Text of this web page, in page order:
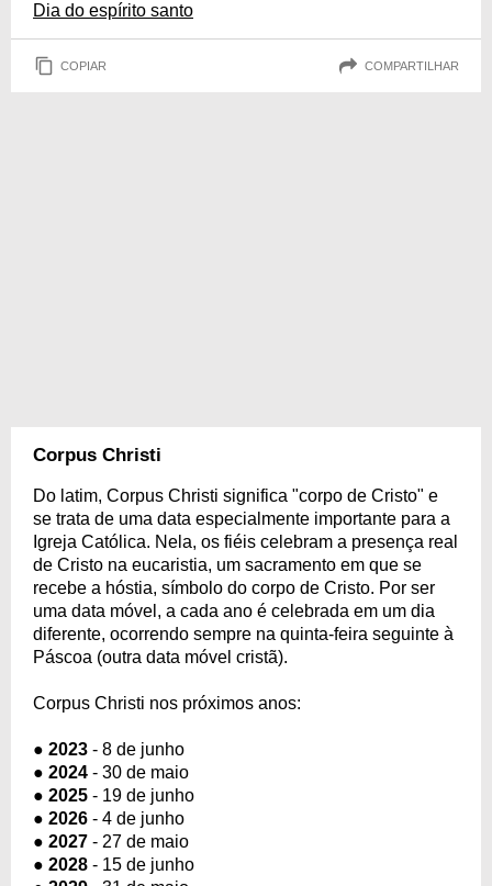
Dia do espírito santo
COPIAR COMPARTILHAR
Corpus Christi
Do latim, Corpus Christi significa "corpo de Cristo" e
se trata de uma data especialmente importante para a
Igreja Católica. Nela, os fiéis celebram a presença real
de Cristo na eucaristia, um sacramento em que se
recebe a hóstia, símbolo do corpo de Cristo. Por ser
uma data móvel, a cada ano é celebrada em um dia
diferente, ocorrendo sempre na quinta-feira seguinte à
Páscoa (outra data móvel cristã).
Corpus Christi nos próximos anos:
● 2023 - 8 de junho
● 2024 - 30 de maio
● 2025 - 19 de junho
● 2026 - 4 de junho
● 2027 - 27 de maio
● 2028 - 15 de junho